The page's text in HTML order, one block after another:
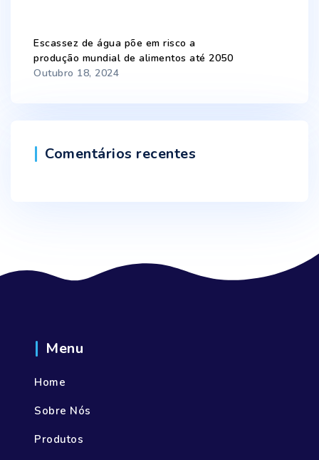
Escassez de água põe em risco a
produção mundial de alimentos até 2050
Outubro 18, 2024
Comentários recentes
Menu
Home
Sobre Nós
Produtos